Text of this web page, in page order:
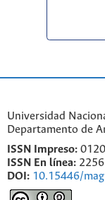
Universidad
Departamento de
ISSN Impreso:
ISSN En línea:
DOI: 10.15446/mag